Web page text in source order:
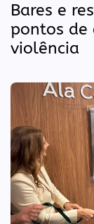
Bares e
pontos de
violência